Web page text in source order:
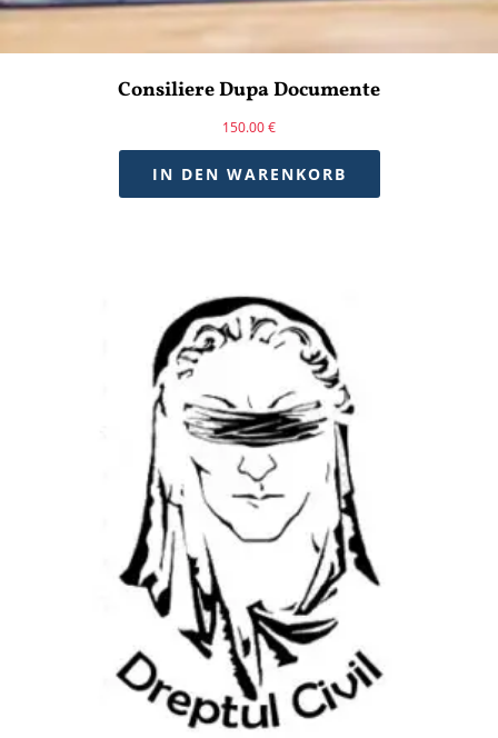
Consiliere Dupa Documente
150.00€
IN DEN WARENKORB